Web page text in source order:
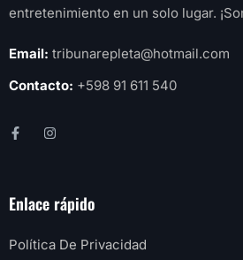
entretenimiento en un solo lugar.
Email: tribunarepleta@hotmail.com
Contacto: +598 91 611 540
Enlace rápido
Política De Privacidad